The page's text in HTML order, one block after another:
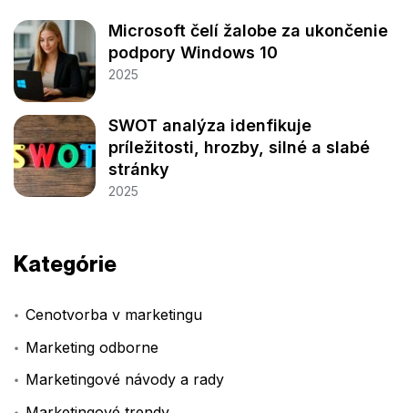
Microsoft čelí žalobe za ukončenie
podpory Windows 10
2025
SWOT analýza idenfikuje
príležitosti, hrozby, silné a slabé
stránky
2025
Kategórie
Cenotvorba v marketingu
Marketing odborne
Marketingové návody a rady